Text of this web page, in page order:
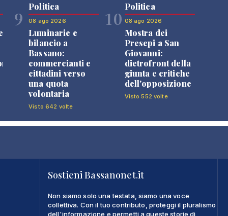
9
Politica
08 ago 2026
Luminarie e
bilancio a
Bassano:
commercianti e
cittadini verso
una quota
volontaria
Visto 642 volte
10
Politica
08 ago 2026
Mostra dei
Presepi a San
Giovanni:
dietrofront della
giunta e critiche
dell'opposizione
Visto 552 volte
Sostieni Bassanonet.it
Non siamo solo una testata, siamo una voce
collettiva. Con il tuo contributo, proteggi il pluralismo
dell'informazione e permetti a queste storie di